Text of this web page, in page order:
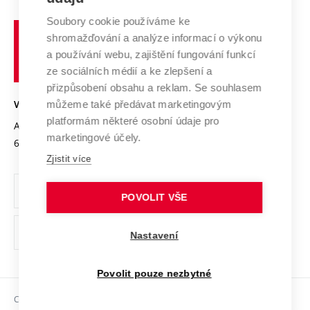
Systém zajišťování kvality výzkumu
Výzkumné infrastruktury
Transfer znalostí
Open Science
Projekty
Projekty ze strukturálních fondů
Specifický výzkum
Spolupráce se školami
Mezinárodní dohody
Univerzitní sítě
Profil univerzity
Udržitelná univerzita
Podnikavá univerzita / ContriBUTe
Bezpečná univerzita
Vyznamenání
Organizační struktura
Ochrana osobních údajů
odkaz)
Sociální bezpečí
učení
technické
Brně
VYSOKÉ UČENÍ TECHNICKÉ V BRNĚ
Antonínská 548/1
602 00 Brno
www.vut.cz
vut@vutbr.cz
Copyright © 2026 VUT
Soubory cookie používáme ke
shromažďování a analýze informací o výkonu
a používání webu, zajištění fungování funkcí
ze sociálních médií a ke zlepšení a
přizpůsobení obsahu a reklam. Se souhlasem
můžeme také předávat marketingovým
platformám některé osobní údaje pro
marketingové účely.
Zjistit více
POVOLIT VŠE
Nastavení
Povolit pouze nezbytné